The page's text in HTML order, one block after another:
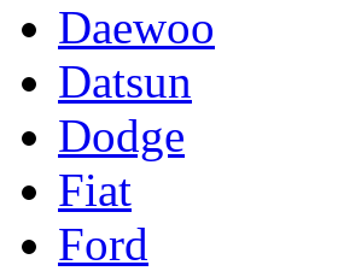
Daewoo
Datsun
Dodge
Fiat
Ford